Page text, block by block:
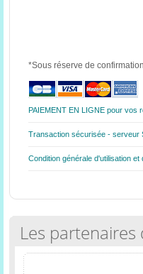
*Sous réserve de
PAIEMENT EN LIGNE pour vos
Transaction sécurisée - serveur
Condition générale d'utilisation et
Les partenaires